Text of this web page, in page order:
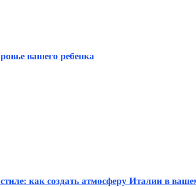
вашего ребенка
как создать атмосферу Италии в